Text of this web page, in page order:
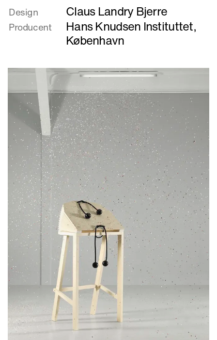
om
2
meterstolen
Design Claus Landry Bjerre
Producent
Hans Knudsen Instituttet,
København